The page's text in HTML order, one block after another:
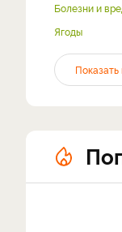
Болезни и
Ягоды
Показать